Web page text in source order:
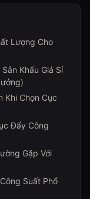
Lượng Cho
Khấu Giá Sỉ
Khi Chọn Cục
Đẩy Công
Gặp Với
Suất Phổ